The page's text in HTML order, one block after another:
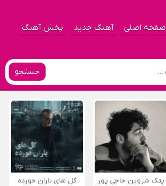
صفحه اصلی آهنگ جدید پخش آهنگ
جستجو
پتک شروین حاجی پور
گل های باران خورده